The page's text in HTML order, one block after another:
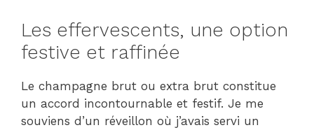
Les effervescents, une option
festive et raffinée
Le champagne brut ou extra brut constitue
un accord incontournable et festif. Je me
souviens d’un réveillon où j’avais servi un